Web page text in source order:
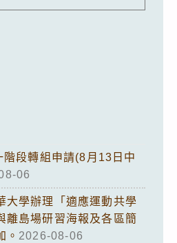
段轉組申請(8月13日中
06
大學辦理「適應運動共學
離島場研習海報及各區簡
。 2026-08-06